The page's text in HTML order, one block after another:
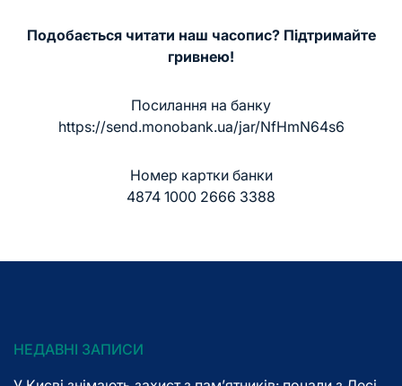
Подобається читати наш часопис? Підтримайте
гривнею!
Посилання на банку
https://send.monobank.ua/jar/NfHmN64s6
Номер картки банки
4874 1000 2666 3388
НЕДАВНІ ЗАПИСИ